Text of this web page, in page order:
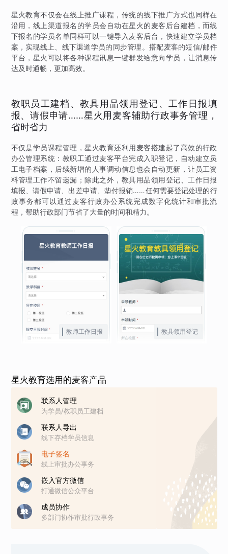
星火教育不仅会在线上推广课程，传统的线下推广方式也同样在
沿用，线上渠道报名的学员会自动在星火的麦客后台建档，而线
下报名的学员名单同样可以一键导入麦客后台，快速建立学员档
案，实现线上、线下渠道学员的同步管理。搭配麦客的短信/邮件
平台，星火可以将各种课程讯息一键群发给意向学员，让消息传
达及时通畅，更加高效。
教职员工建档、教具用品领用登记、工作日报填
报、请假申请……星火用麦客辅助行政事务管理，
省时省力
不仅是学员课程管理，星火教育还利用麦客搭建起了高效的行政
办公管理系统：教职工通过麦客平台完成入职登记，自动建立员
工电子档案，后续新增的人事调动信息也会自动更新，让员工资
料管理工作不留遗漏；除此之外，教具用品领用登记、工作日报
填报、请假申请、出差申请、垫付报销……任何需要登记处理的行
政事务都可以通过麦客行政办公系统完成数字化统计和审批流
程，帮助行政部门节省了大量的时间和精力。
教师工作日报 教具领用登记
星火教育选用的麦客产品
联系人管理
为学员/教职员工建档
联系人导出
线下存档学员信息
电子签名
线上审批办公事务
嵌入官方微信
打通微信公众平台
成员协作
多部门协作审批行政事务